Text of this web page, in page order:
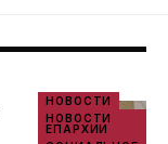
НОВОСТИ
НОВОСТИ
ЕПАРХИИ